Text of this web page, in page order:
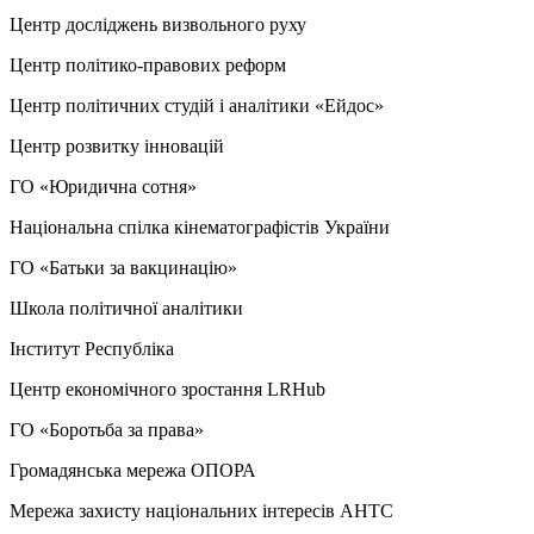
Центр досліджень визвольного руху
Центр політико-правових реформ
Центр політичних студій і аналітики «Ейдос»
Центр розвитку інновацій
ГО «Юридична сотня»
Національна спілка кінематографістів України
ГО «Батьки за вакцинацію»
Школа політичної аналітики
Інститут Республіка
Центр економічного зростання LRHub
ГО «Боротьба за права»
Громадянська мережа ОПОРА
Мережа захисту національних інтересів АНТС